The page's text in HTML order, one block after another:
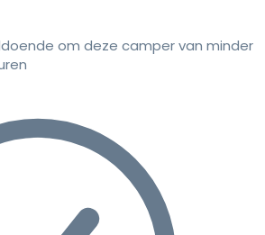
om deze camper van minder